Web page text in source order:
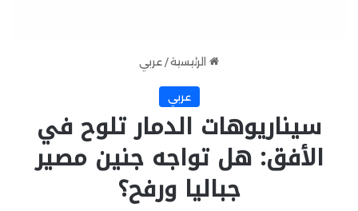
الرئيسية/ عربي
عربي
سيناريوهات الدمار تلوح في
الأفق: هل تواجه جنين مصير
جباليا ورفح؟